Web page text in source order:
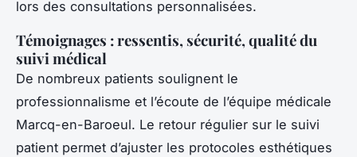
lors des consultations personnalisées.
Témoignages : ressentis, sécurité, qualité du
suivi médical
De nombreux patients soulignent le
professionnalisme et l’écoute de l’équipe médicale
Marcq-en-Baroeul. Le retour régulier sur le suivi
patient permet d’ajuster les protocoles esthétiques